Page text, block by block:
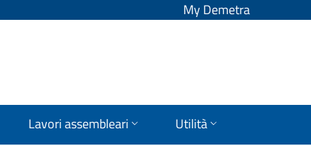
My Demetra
Lavori assembleari Utilità